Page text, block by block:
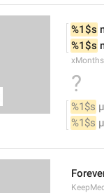
%1$s
%1$s
xMonths
?
%1$s
%1$s